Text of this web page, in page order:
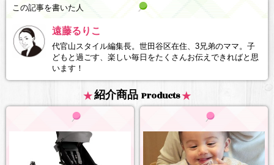
この記事を書いた人
遠藤るりこ
代官山スタイル編集長。世田谷区在住、3兄弟のママ。子
どもと過ごす、楽しい毎日をたくさんお伝えできればと思
います！
紹介商品 Products